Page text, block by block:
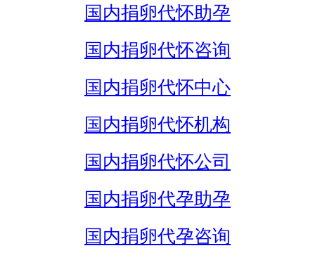
国内捐卵代怀助孕
国内捐卵代怀咨询
国内捐卵代怀中心
国内捐卵代怀机构
国内捐卵代怀公司
国内捐卵代孕助孕
国内捐卵代孕咨询